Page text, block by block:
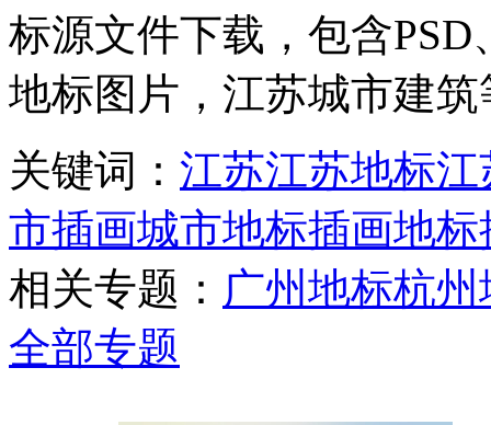
标源文件下载，包含
地标图片，江苏城市建
关键词： 江苏江苏地标江
市插画城市地标插画地标
相关专题： 广州地标杭州
全部专题